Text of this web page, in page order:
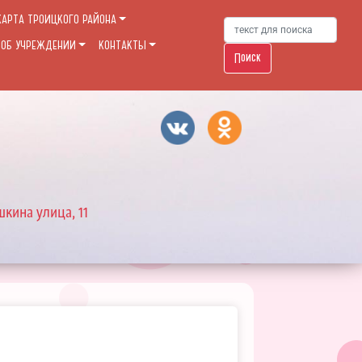
улица, 11
ТРОИЦКОГО РАЙОНА
УЧРЕЖДЕНИИ
КОНТАКТЫ
Поиск